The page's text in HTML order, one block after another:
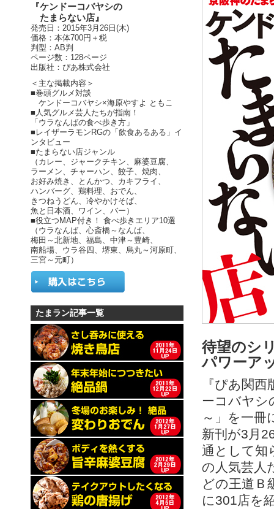
『ケンドーコバヤシの
たまらない店』
発売日：2015年3月26日(木)
価格：本体700円＋税
判型：AB判
ページ数：128ページ
出版社：ぴあ株式会社
＜主な掲載内容＞
■巻頭グルメ対談
ケンドーコバヤシ×海原やすよ ともこ
■人気グルメ芸人たちが指南！
「ウラなんばの食べ歩き方」
■レイザーラモンRGの「飲食あるある」イ
ンタビュー
■たまらない店ジャンル
（カレー、ジャークチキン、麻婆豆腐、
ラーメン、チャーハン、餃子、焼肉、
お好み焼き、とんかつ、カキフライ、
ハンバーグ、鶏料理、おでん、
きつねうどん、冷やかけそば、
魚と日本酒、ワイン、バー）
■役立つMAP付き！ 食べ歩きエリア10選
（ウラなんば、心斎橋～なんば、
梅田～北新地、福島、中津～豊崎、
南船場、ウラ谷四、堺東、烏丸～河原町、
三宮～元町）
たまラン記事一覧
待望のシ
パワーア
『ぴあ関
ーコバヤシ
～」を一冊
新刊が3月
通として知
の人気芸人
どの王道Ｂ
に301店を